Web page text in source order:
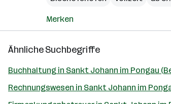
Merken
Ähnliche Suchbegriffe
Buchhaltung in Sankt Johann im Pongau
Rechnungswesen in Sankt Johann im